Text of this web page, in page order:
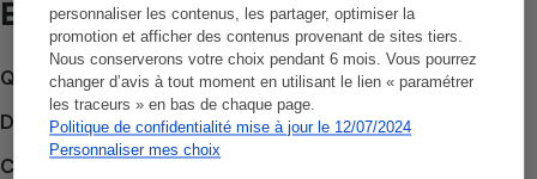
personnaliser les contenus, les partager, optimiser la
promotion et afficher des contenus provenant de sites tiers.
Nous conserverons votre choix pendant 6 mois. Vous pourrez
changer d’avis à tout moment en utilisant le lien « paramétrer
les traceurs » en bas de chaque page.
Politique de confidentialité mise à jour le 12/07/2024
Personnaliser mes choix
Et aussi
Que faire en cas de litige ?
Découvrir le forum
Consulter nos Actualités